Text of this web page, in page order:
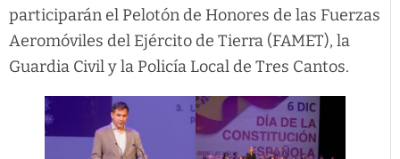
participarán el Pelotón de Honores de las Fuerzas
Aeromóviles del Ejército de Tierra (FAMET), la
Guardia Civil y la Policía Local de Tres Cantos.